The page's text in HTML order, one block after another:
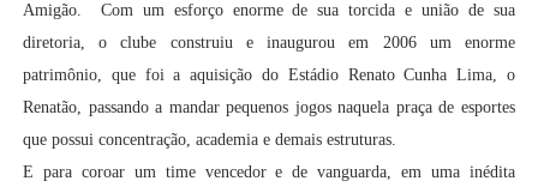
Amigão. Com um esforço enorme de sua torcida e união de sua
diretoria, o clube construiu e inaugurou em 2006 um enorme
patrimônio, que foi a aquisição do Estádio Renato Cunha Lima, o
Renatão, passando a mandar pequenos jogos naquela praça de esportes
que possui concentração, academia e demais estruturas.
E para coroar um time vencedor e de vanguarda, em uma inédita